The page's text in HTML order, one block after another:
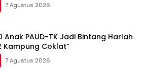
7 Agustus 2026
Anak PAUD-TK Jadi Bintang Harlah
Kampung Coklat”
7 Agustus 2026